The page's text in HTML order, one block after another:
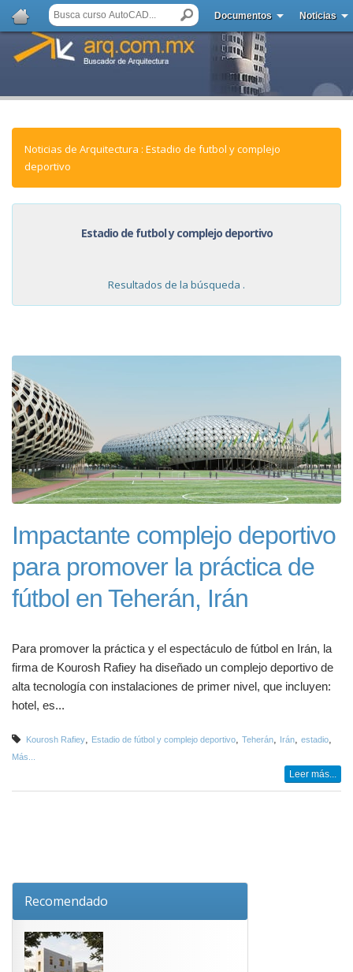
Documentos Noticias
Noticias de Arquitectura : Estadio de futbol y complejo
deportivo
Estadio de futbol y complejo deportivo
Resultados de la búsqueda .
Impactante complejo deportivo
para promover la práctica de
fútbol en Teherán, Irán
Para promover la práctica y el espectáculo de fútbol en Irán, la
firma de Kourosh Rafiey ha diseñado un complejo deportivo de
alta tecnología con instalaciones de primer nivel, que incluyen:
hotel, es...
Kourosh Rafiey Estadio de fútbol y complejo deportivo Teherán Irán estadio
Más...
Leer más...
Recomendado